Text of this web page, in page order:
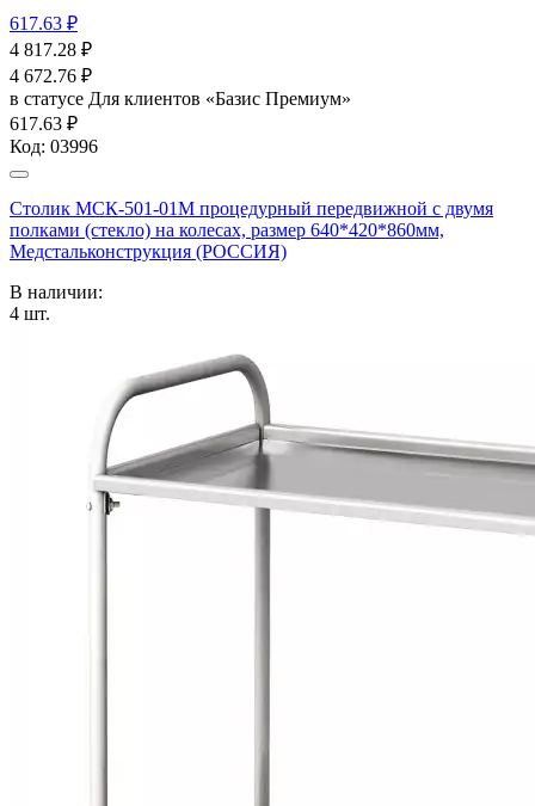
617.63 ₽
4 817.28 ₽
4 672.76 ₽
в статусе Для клиентов «Базис Премиум»
617.63 ₽
Код: 03996
Столик МСК-501-01М процедурный передвижной с двумя
полками (стекло) на колесах, размер 640*420*860мм,
Медстальконструкция (РОССИЯ)
В наличии:
4 шт.